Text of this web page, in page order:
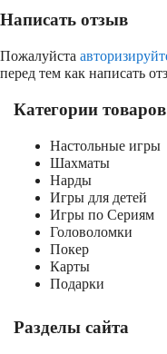
Написать отзыв
Пожалуйста
перед тем как написать
Категории товаров
Настольные игры
Шахматы
Нарды
Игры для детей
Игры по Сериям
Головоломки
Покер
Карты
Подарки
Разделы сайта